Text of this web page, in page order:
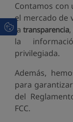
Contamos con
el mercado de
latransparencia
la
privilegiada.
Además,
para
del
FCC.